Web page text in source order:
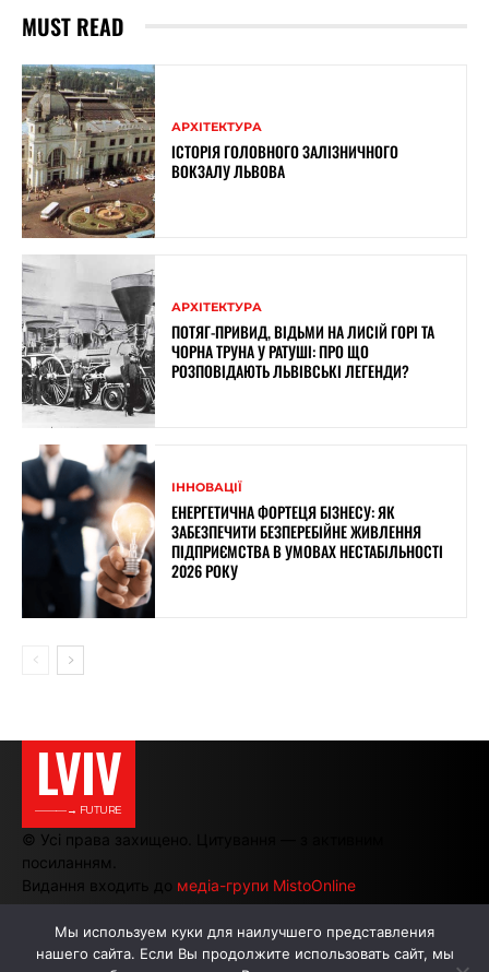
MUST READ
АРХІТЕКТУРА
ІСТОРІЯ ГОЛОВНОГО ЗАЛІЗНИЧНОГО
ВОКЗАЛУ ЛЬВОВА
АРХІТЕКТУРА
ПОТЯГ-ПРИВИД, ВІДЬМИ НА ЛИСІЙ ГОРІ ТА
ЧОРНА ТРУНА У РАТУШІ: ПРО ЩО
РОЗПОВІДАЮТЬ ЛЬВІВСЬКІ ЛЕГЕНДИ?
ІННОВАЦІЇ
ЕНЕРГЕТИЧНА ФОРТЕЦЯ БІЗНЕСУ: ЯК
ЗАБЕЗПЕЧИТИ БЕЗПЕРЕБІЙНЕ ЖИВЛЕННЯ
ПІДПРИЄМСТВА В УМОВАХ НЕСТАБІЛЬНОСТІ
2026 РОКУ
LVIV
———→ FUTURE
© Усі права захищено. Цитування — з активним
посиланням.
Видання входить до медіа-групи MistoOnline
АВТОРИ РЕКЛАМА НА САЙТІ
Мы используем куки для наилучшего представления
нашего сайта. Если Вы продолжите использовать сайт, мы